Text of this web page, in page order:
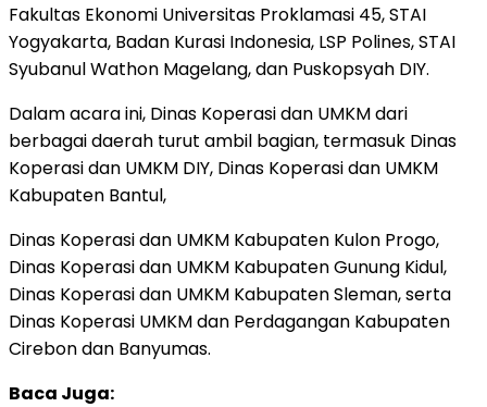
Fakultas Ekonomi Universitas Proklamasi 45, STAI
Yogyakarta, Badan Kurasi Indonesia, LSP Polines, STAI
Syubanul Wathon Magelang, dan Puskopsyah DIY.
Dalam acara ini, Dinas Koperasi dan UMKM dari
berbagai daerah turut ambil bagian, termasuk Dinas
Koperasi dan UMKM DIY, Dinas Koperasi dan UMKM
Kabupaten Bantul,
Dinas Koperasi dan UMKM Kabupaten Kulon Progo,
Dinas Koperasi dan UMKM Kabupaten Gunung Kidul,
Dinas Koperasi dan UMKM Kabupaten Sleman, serta
Dinas Koperasi UMKM dan Perdagangan Kabupaten
Cirebon dan Banyumas.
Baca Juga: